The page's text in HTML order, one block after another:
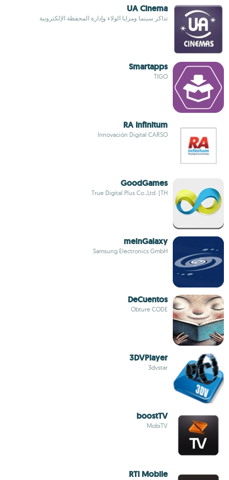
UA Cinema
تذاكر سينما ومزايا الولاء وإدارة المحفظة الإلكترونية
Smartapps
TIGO
RA Infinitum
Innovación Digital CARSO
GoodGames
True Digital Plus Co.,Ltd. (TH
meinGalaxy
Samsung Electronics GmbH
DeCuentos
Obture CODE
3DVPlayer
3dvstar
boostTV
MobiTV
RTI Mobile